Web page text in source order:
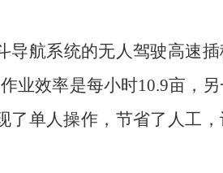
导航系统的无人驾驶高速插
业效率是每小时10.9亩，另
了单人操作，节省了人工，